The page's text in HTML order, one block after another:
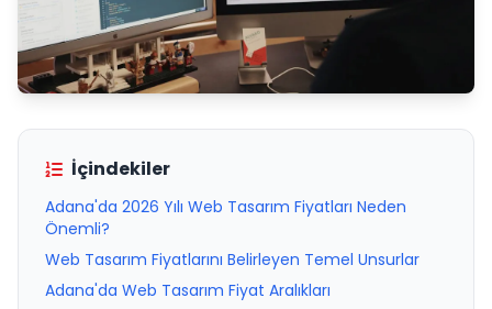
İçindekiler
Adana'da 2026 Yılı Web Tasarım Fiyatları Neden
Önemli?
Web Tasarım Fiyatlarını Belirleyen Temel Unsurlar
Adana'da Web Tasarım Fiyat Aralıkları